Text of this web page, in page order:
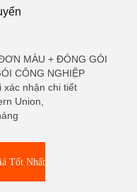
MÀU + ĐÓNG GÓI
CÔNG NGHIỆP
xác nhận chi tiết
Union,
Tốt Nhất